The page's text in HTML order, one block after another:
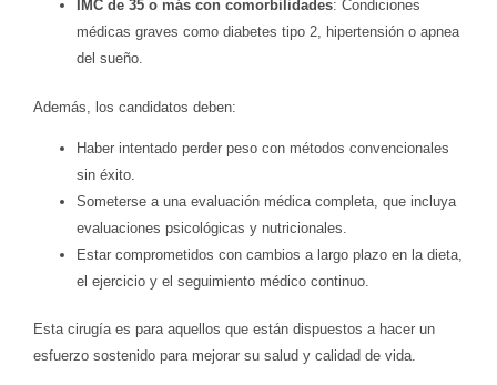
IMC de 35 o más con comorbilidades: Condiciones
médicas graves como diabetes tipo 2, hipertensión o apnea
del sueño.
Además, los candidatos deben:
Haber intentado perder peso con métodos convencionales
sin éxito.
Someterse a una evaluación médica completa, que incluya
evaluaciones psicológicas y nutricionales.
Estar comprometidos con cambios a largo plazo en la dieta,
el ejercicio y el seguimiento médico continuo.
Esta cirugía es para aquellos que están dispuestos a hacer un
esfuerzo sostenido para mejorar su salud y calidad de vida.